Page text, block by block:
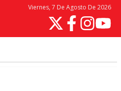
Viernes, 7 De Agosto De 2026